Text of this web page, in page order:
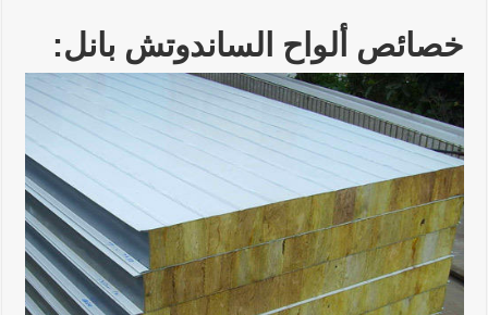
خصائص ألواح الساندوتش بانل: